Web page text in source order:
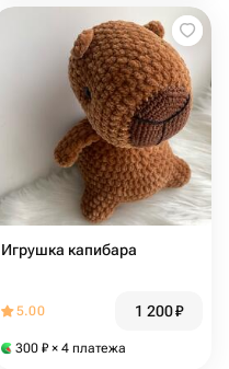
Игрушка капибара
5.00 1 200₽
300 ₽ × 4 платежа